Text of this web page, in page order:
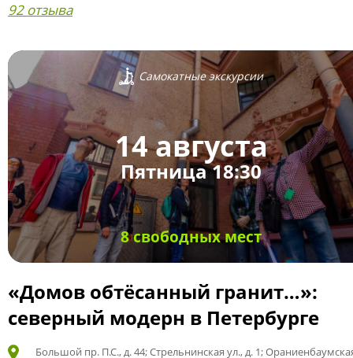
92 отзыва
Самокатные экскурсии
14 августа
Пятница 18:30
8 свободных мест
«Домов обтёсанный гранит…»:
северный модерн в Петербурге
Большой пр. П.С., д. 44; Стрельнинская ул., д. 1;